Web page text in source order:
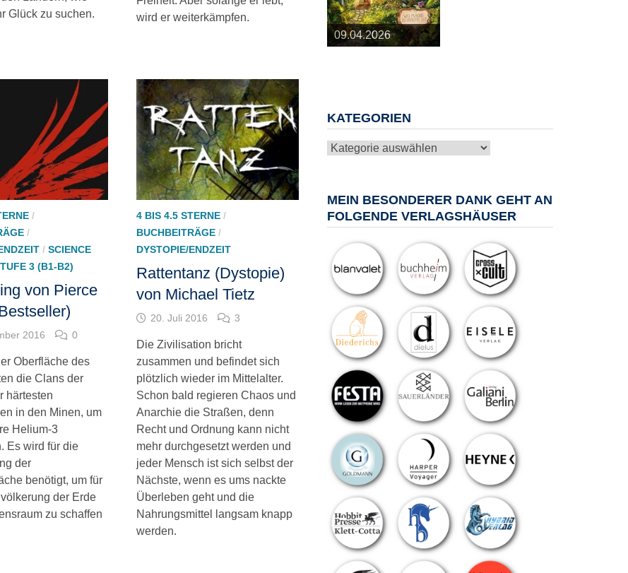
Glück zu suchen.
wird er weiterkämpfen.
/
/
/ SCIENCE
3 (B1-B2)
von Pierce
2016 0
Oberfläche des
die Clans der
härtesten
in den Minen, um
Helium-3
Es wird für die
der
benötigt, um für
der Erde
zu schaffen
4 BIS 4.5 STERNE/
BUCHBEITRÄGE/
DYSTOPIE/ENDZEIT
Rattentanz (Dystopie)
von Michael Tietz
20. Juli 2016 3
Die Zivilisation bricht
zusammen und befindet sich
plötzlich wieder im Mittelalter.
Schon bald regieren Chaos und
Anarchie die Straßen, denn
Recht und Ordnung kann nicht
mehr durchgesetzt werden und
jeder Mensch ist sich selbst der
Nächste, wenn es ums nackte
Überleben geht und die
Nahrungsmittel langsam knapp
werden.
25.03.2026
09.04.2026
20.05.2026
10.06.2026
13.08.2026
KATEGORIEN
Kategorien
MEIN BESONDERER DANK GEHT AN
FOLGENDE VERLAGSHÄUSER